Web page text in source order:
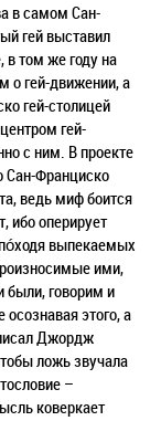
в самом Сан-
гей выставил
в том же году на
о гей-движении, а
гей-столицей
гей-
с ним. В проекте
Сан-Франциско
ведь миф боится
ибо оперирует
выпекаемых
ими,
говорим и
этого, а
Джордж
ложь звучала
–
коверкает